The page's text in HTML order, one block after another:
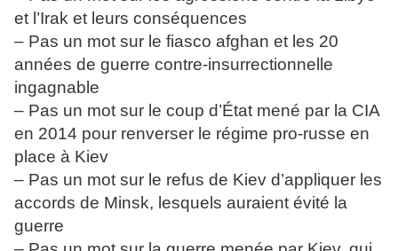
et l’Irak et leurs conséquences
– Pas un mot sur le fiasco afghan et les 20
années de guerre contre-insurrectionnelle
ingagnable
– Pas un mot sur le coup d’État mené par la CIA
en 2014 pour renverser le régime pro-russe en
place à Kiev
– Pas un mot sur le refus de Kiev d’appliquer les
accords de Minsk, lesquels auraient évité la
guerre